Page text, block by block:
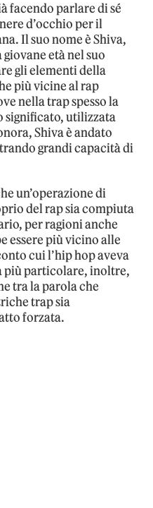
facendo parlare di sé
d’occhio per il
Il suo nome è Shiva,
giovane età nel suo
gli elementi della
più vicine al rap
nella trap spesso la
significato, utilizzata
Shiva è andato
grandi capacità di
un’operazione di
del rap sia compiuta
per ragioni anche
essere più vicino alle
cui l’hip hop aveva
più particolare, inoltre,
tra la parola che
trap sia
forzata.